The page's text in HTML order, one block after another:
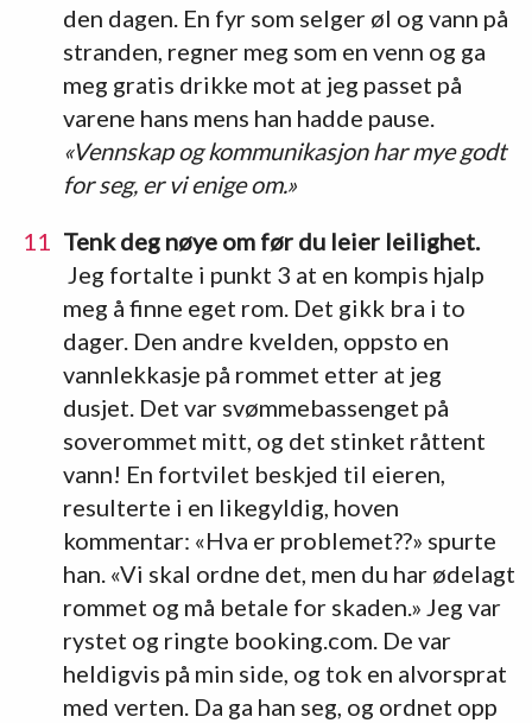
den dagen. En fyr som selger øl og vann på
stranden, regner meg som en venn og ga
meg gratis drikke mot at jeg passet på
varene hans mens han hadde pause.
«Vennskap og kommunikasjon har mye godt
for seg, er vi enige om.»
Tenk deg nøye om før du leier leilighet.
Jeg fortalte i punkt 3 at en kompis hjalp
meg å finne eget rom. Det gikk bra i to
dager. Den andre kvelden, oppsto en
vannlekkasje på rommet etter at jeg
dusjet. Det var svømmebassenget på
soverommet mitt, og det stinket råttent
vann! En fortvilet beskjed til eieren,
resulterte i en likegyldig, hoven
kommentar: «Hva er problemet??» spurte
han. «Vi skal ordne det, men du har ødelagt
rommet og må betale for skaden.» Jeg var
rystet og ringte booking.com. De var
heldigvis på min side, og tok en alvorsprat
med verten. Da ga han seg, og ordnet opp